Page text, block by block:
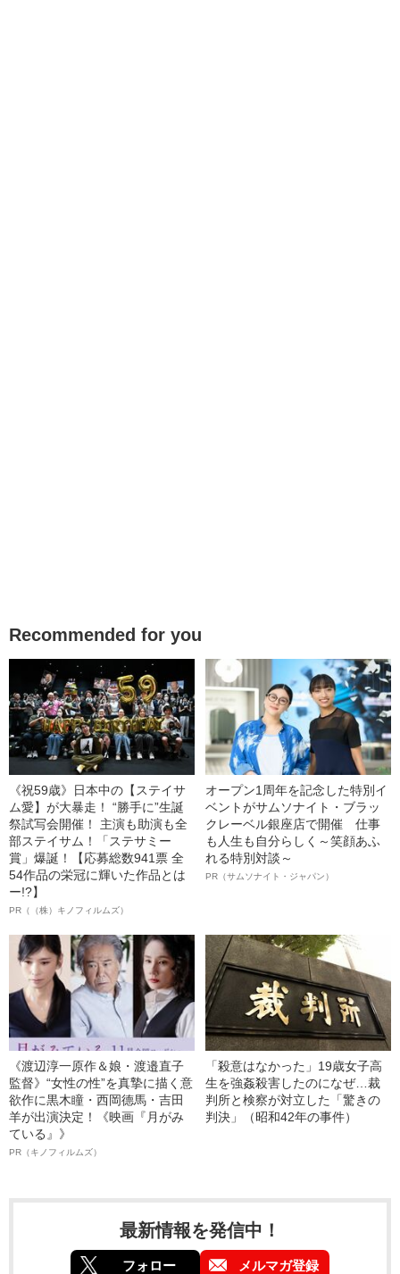
Recommended for you
《祝59歳》日本中の【ステイサ
ム愛】が大暴走！ “勝手に”生誕
祭試写会開催！ 主演も助演も全
部ステイサム！「ステサミー
賞」爆誕！【応募総数941票 全
54作品の栄冠に輝いた作品とは
ー!?】
PR（（株）キノフィルムズ）
オープン1周年を記念した特別イ
ベントがサムソナイト・ブラッ
クレーベル銀座店で開催 仕事
も人生も自分らしく～笑顔あふ
れる特別対談～
PR（サムソナイト・ジャパン）
《渡辺淳一原作＆娘・渡邉直子
監督》“女性の性”を真摯に描く意
欲作に黒木瞳・西岡德馬・吉田
羊が出演決定！《映画『月がみ
ている』》
PR（キノフィルムズ）
「殺意はなかった」19歳女子高
生を強姦殺害したのになぜ…裁
判所と検察が対立した「驚きの
判決」（昭和42年の事件）
最新情報を発信中！
フォロー メルマガ登録